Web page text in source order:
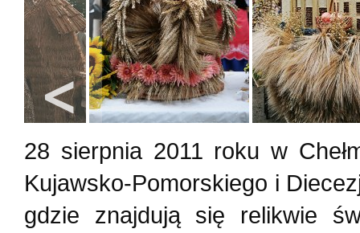
28 sierpnia 2011 roku w
Kujawsko-Pomorskiego i
gdzie znajdują się relikwie